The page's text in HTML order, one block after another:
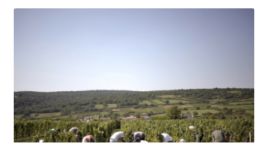
CNH 7.796152
CZK 24.258158
DJF 205.267449
DKK 7.477932
DOP 67.289164
DZD 152.967099